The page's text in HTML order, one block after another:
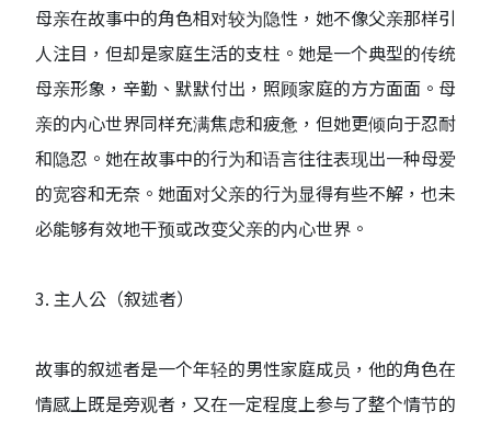
母亲在故事中的角色相对较为隐性，她不像父亲那样引
人注目，但却是家庭生活的支柱。她是一个典型的传统
母亲形象，辛勤、默默付出，照顾家庭的方方面面。母
亲的内心世界同样充满焦虑和疲惫，但她更倾向于忍耐
和隐忍。她在故事中的行为和语言往往表现出一种母爱
的宽容和无奈。她面对父亲的行为显得有些不解，也未
必能够有效地干预或改变父亲的内心世界。
3. 主人公（叙述者）
故事的叙述者是一个年轻的男性家庭成员，他的角色在
情感上既是旁观者，又在一定程度上参与了整个情节的